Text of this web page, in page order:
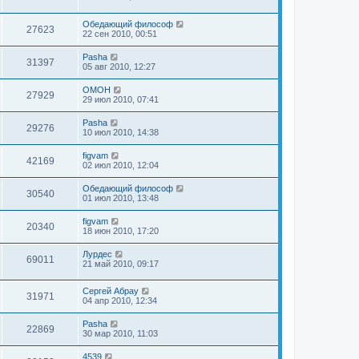
27623
Обедающий философ
22 сен 2010, 00:51
31397
Pasha
05 авг 2010, 12:27
27929
OMOH
29 июл 2010, 07:41
29276
Pasha
10 июл 2010, 14:38
42169
figvam
02 июл 2010, 12:04
30540
Обедающий философ
01 июл 2010, 13:48
20340
figvam
18 июн 2010, 17:20
69011
Лурдес
21 май 2010, 09:17
31971
Сергей Абрау
04 апр 2010, 12:34
22869
Pasha
30 мар 2010, 11:03
4539